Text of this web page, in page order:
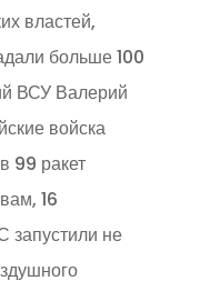
властей,
больше 100
ВСУ Валерий
войска
99 ракет
16
не